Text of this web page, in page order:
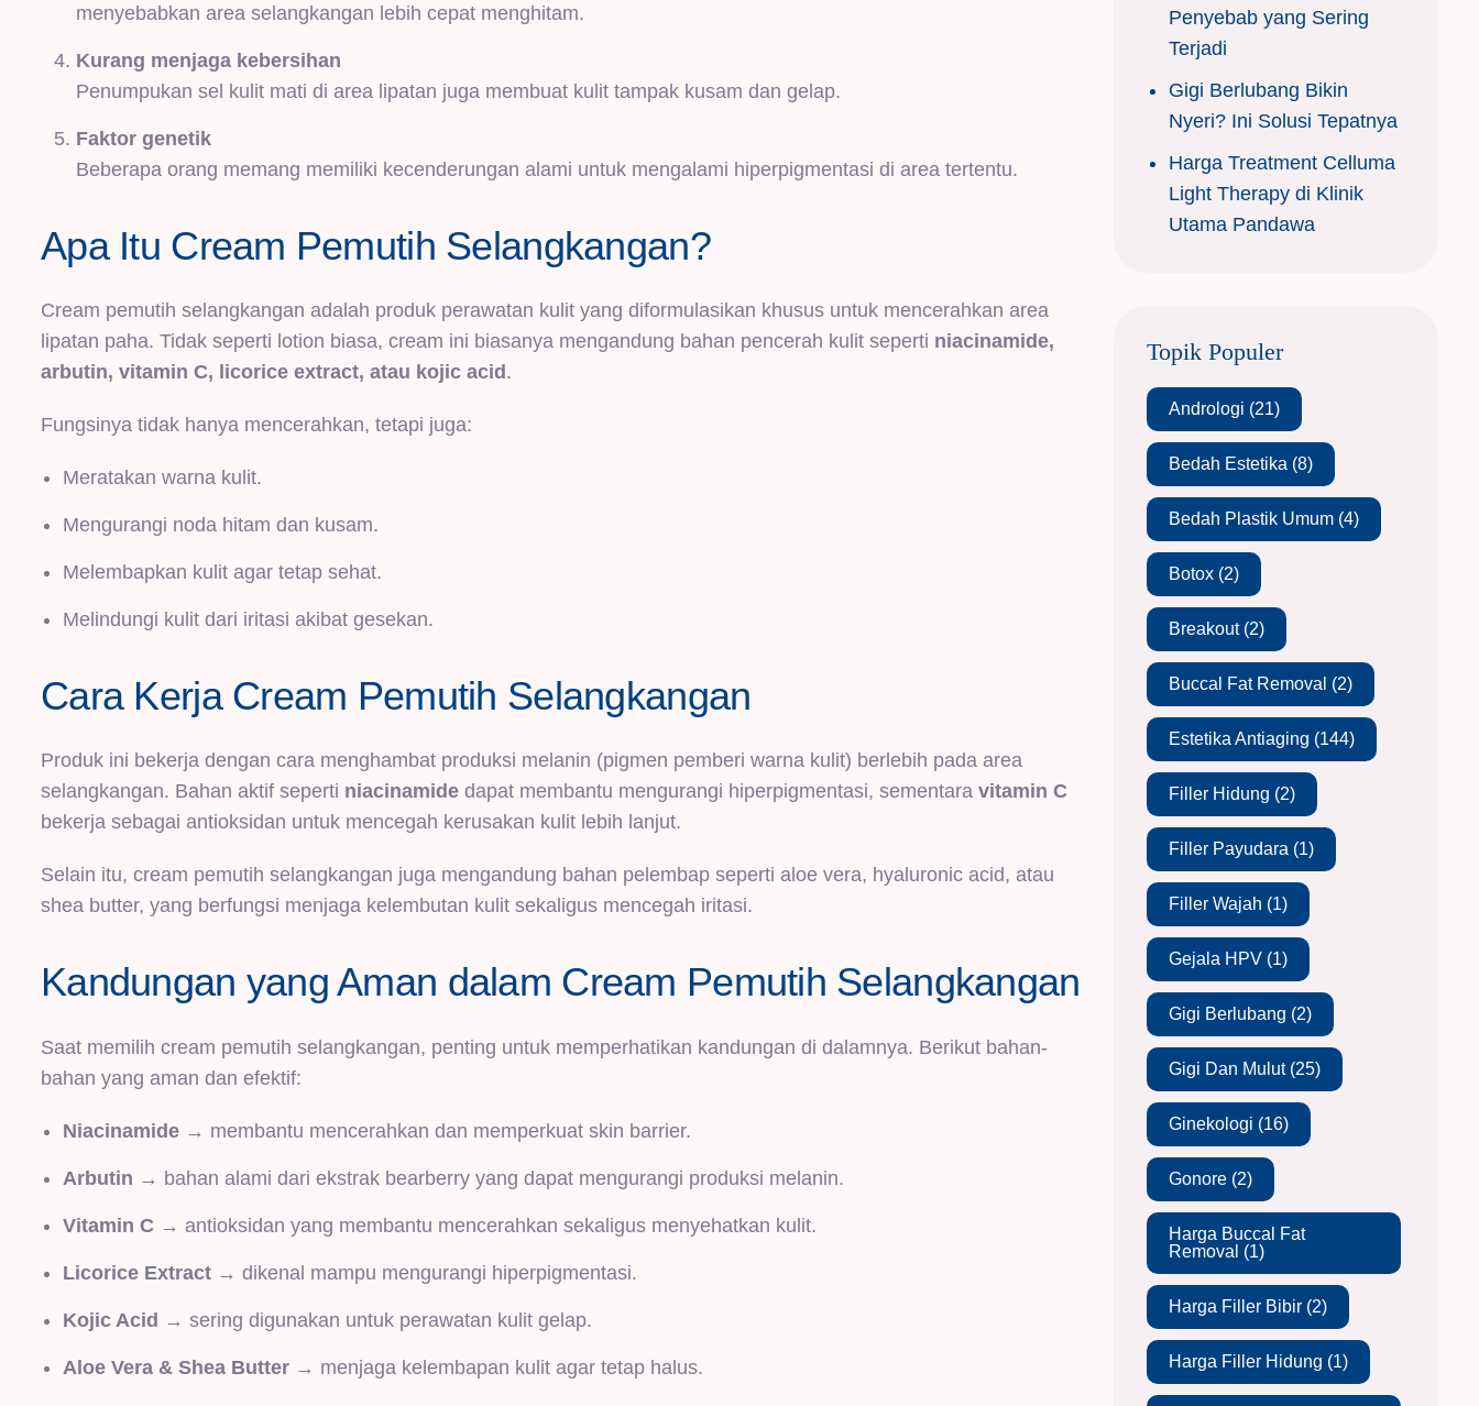
menyebabkan area selangkangan lebih cepat menghitam.
Kurang menjaga kebersihan
Penumpukan sel kulit mati di area lipatan juga membuat kulit tampak kusam dan gelap.
Faktor genetik
Beberapa orang memang memiliki kecenderungan alami untuk mengalami hiperpigmentasi di area tertentu.
Apa Itu Cream Pemutih Selangkangan?
Cream pemutih selangkangan adalah produk perawatan kulit yang diformulasikan khusus untuk mencerahkan area
lipatan paha. Tidak seperti lotion biasa, cream ini biasanya mengandung bahan pencerah kulit seperti niacinamide,
arbutin, vitamin C, licorice extract, atau kojic acid .
Fungsinya tidak hanya mencerahkan, tetapi juga:
Meratakan warna kulit.
Mengurangi noda hitam dan kusam.
Melembapkan kulit agar tetap sehat.
Melindungi kulit dari iritasi akibat gesekan.
Cara Kerja Cream Pemutih Selangkangan
Produk ini bekerja dengan cara menghambat produksi melanin (pigmen pemberi warna kulit) berlebih pada area
selangkangan. Bahan aktif seperti niacinamide dapat membantu mengurangi hiperpigmentasi, sementara vitamin C
bekerja sebagai antioksidan untuk mencegah kerusakan kulit lebih lanjut.
Selain itu, cream pemutih selangkangan juga mengandung bahan pelembap seperti aloe vera, hyaluronic acid, atau
shea butter, yang berfungsi menjaga kelembutan kulit sekaligus mencegah iritasi.
Kandungan yang Aman dalam Cream Pemutih Selangkangan
Saat memilih cream pemutih selangkangan, penting untuk memperhatikan kandungan di dalamnya. Berikut bahan-
bahan yang aman dan efektif:
Niacinamide → membantu mencerahkan dan memperkuat skin barrier.
Arbutin → bahan alami dari ekstrak bearberry yang dapat mengurangi produksi melanin.
Vitamin C → antioksidan yang membantu mencerahkan sekaligus menyehatkan kulit.
Licorice Extract → dikenal mampu mengurangi hiperpigmentasi.
Kojic Acid → sering digunakan untuk perawatan kulit gelap.
Aloe Vera & Shea Butter → menjaga kelembapan kulit agar tetap halus.
Penyebab yang Sering
Terjadi
Gigi Berlubang Bikin
Nyeri? Ini Solusi Tepatnya
Harga Treatment Celluma
Light Therapy di Klinik
Utama Pandawa
Topik Populer
Andrologi (21)
Bedah Estetika (8)
Bedah Plastik Umum (4)
Botox (2)
Breakout(2)
Buccal Fat Removal (2)
Estetika Antiaging (144)
Filler Hidung (2)
Filler Payudara (1)
Filler Wajah (1)
Gejala HPV (1)
Gigi Berlubang (2)
Gigi Dan Mulut(25)
Ginekologi (16)
Gonore (2)
Harga Buccal Fat
Removal (1)
Harga Filler Bibir (2)
Harga Filler Hidung (1)